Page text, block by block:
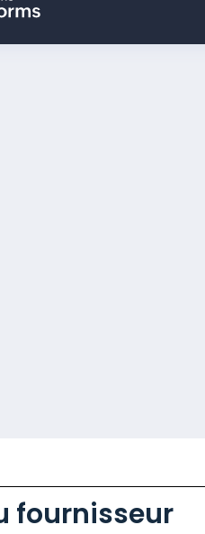
fournisseur